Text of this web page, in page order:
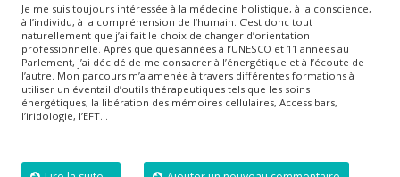
Je me suis toujours intéressée à la médecine holistique, à la conscience,
à l’individu, à la compréhension de l’humain. C’est donc tout
naturellement que j’ai fait le choix de changer d’orientation
professionnelle. Après quelques années à l’UNESCO et 11 années au
Parlement, j’ai décidé de me consacrer à l’énergétique et à l’écoute de
l’autre. Mon parcours m’a amenée à travers différentes formations à
utiliser un éventail d’outils thérapeutiques tels que les soins
énergétiques, la libération des mémoires cellulaires, Access bars,
l’iridologie, l’EFT…